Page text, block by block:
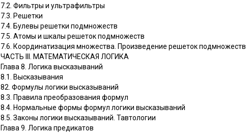
7.2. Фильтры и ультрафильтры
7.3. Решетки
7.4. Булевы решетки подмножеств
7.5. Атомы и шкалы решеток подмножеств
7.6. Координатизация множества. Произведение решеток подмножеств
ЧАСТЬ III. МАТЕМАТИЧЕСКАЯ ЛОГИКА
Глава 8. Логика высказываний
8.1. Высказывания
82. Формулы логики высказываний
8.3. Правила преобразования формул
8.4. Нормальные формы формул логики высказываний
8.5. Законы логики высказываний. Тавтологии
Глава 9. Логика предикатов